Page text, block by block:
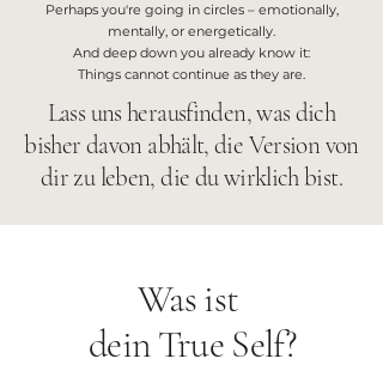
Perhaps you're going in circles – emotionally,
mentally, or energetically.
And deep down you already know it:
Things cannot continue as they are.
Lass uns herausfinden, was dich
bisher davon abhält, die Version von
dir zu leben, die du wirklich bist.
Was ist
dein True Self?